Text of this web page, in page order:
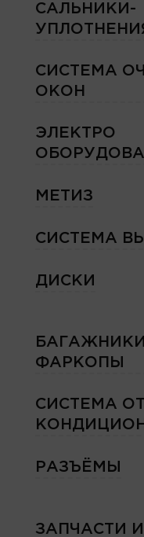
САЛЬНИКИ-
СИСТЕМА
ОКОН
ЭЛЕКТРО
МЕТИЗ
СИСТЕМА
ДИСКИ
ФАРКОПЫ
СИСТЕМА
РАЗЪЁМЫ
ЗАПЧАСТИ